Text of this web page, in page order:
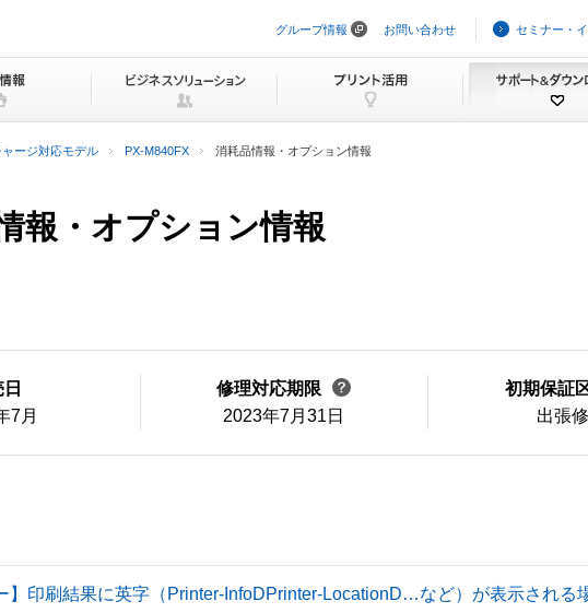
ビ
ョ
ン
を
ッ
プ
グループ情報 お問い合わせ セミナー・
ージ対応モデル PX-M840FX 消耗品情報・オプション情報
報・オプション情報
7月
修理対応期限
2023年7月31日
初期保証
出張
】印刷結果に英字（Printer-InfoDPrinter-LocationD…など）が表示される